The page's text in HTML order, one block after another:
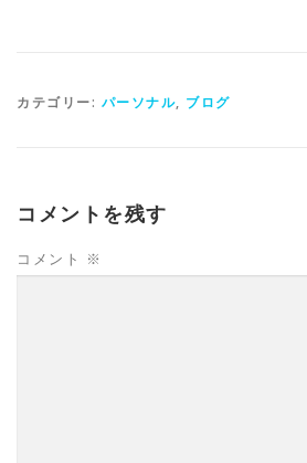
カテゴリー: パーソナル, ブログ
コメントを残す
コメント ※